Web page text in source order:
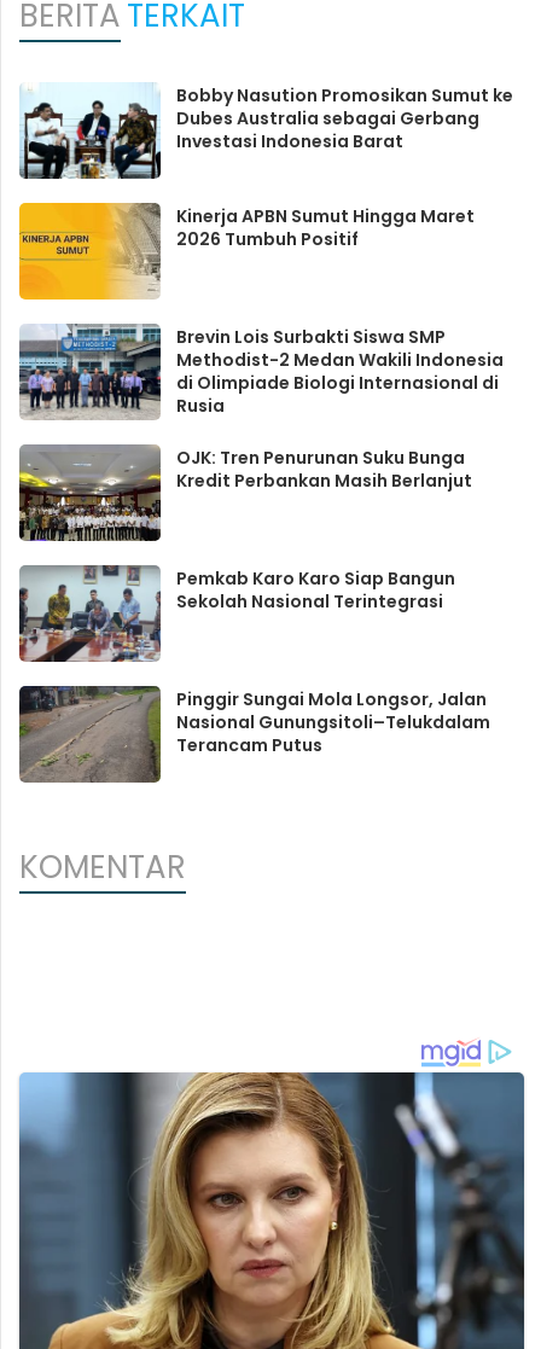
BERITATERKAIT
Bobby Nasution Promosikan Sumut ke
Dubes Australia sebagai Gerbang
Investasi Indonesia Barat
Kinerja APBN Sumut Hingga Maret
2026 Tumbuh Positif
Brevin Lois Surbakti Siswa SMP
Methodist-2 Medan Wakili Indonesia
di Olimpiade Biologi Internasional di
Rusia
OJK: Tren Penurunan Suku Bunga
Kredit Perbankan Masih Berlanjut
Pemkab Karo Karo Siap Bangun
Sekolah Nasional Terintegrasi
Pinggir Sungai Mola Longsor, Jalan
Nasional Gunungsitoli–Telukdalam
Terancam Putus
KOMENTAR